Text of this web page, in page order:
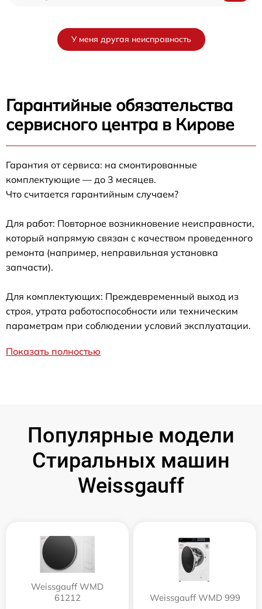
У меня другая неисправность
Гарантийные обязательства
сервисного центра в Кирове
Гарантия от сервиса: на смонтированные
комплектующие — до 3 месяцев.
Что считается гарантийным случаем?
Для работ: Повторное возникновение неисправности,
который напрямую связан с качеством проведенного
ремонта (например, неправильная установка
запчасти).
Для комплектующих: Преждевременный выход из
строя, утрата работоспособности или техническим
параметрам при соблюдении условий эксплуатации.
Показать полностью
Популярные модели
Стиральных машин
Weissgauff
Weissgauff WMD
61212
Weissgauff WMD 999